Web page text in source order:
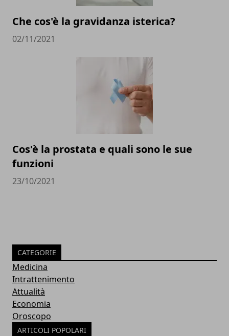
Che cos'è la gravidanza isterica?
02/11/2021
Cos'è la prostata e quali sono le sue
funzioni
23/10/2021
CATEGORIE
Medicina
Intrattenimento
Attualità
Economia
Oroscopo
ARTICOLI POPOLARI